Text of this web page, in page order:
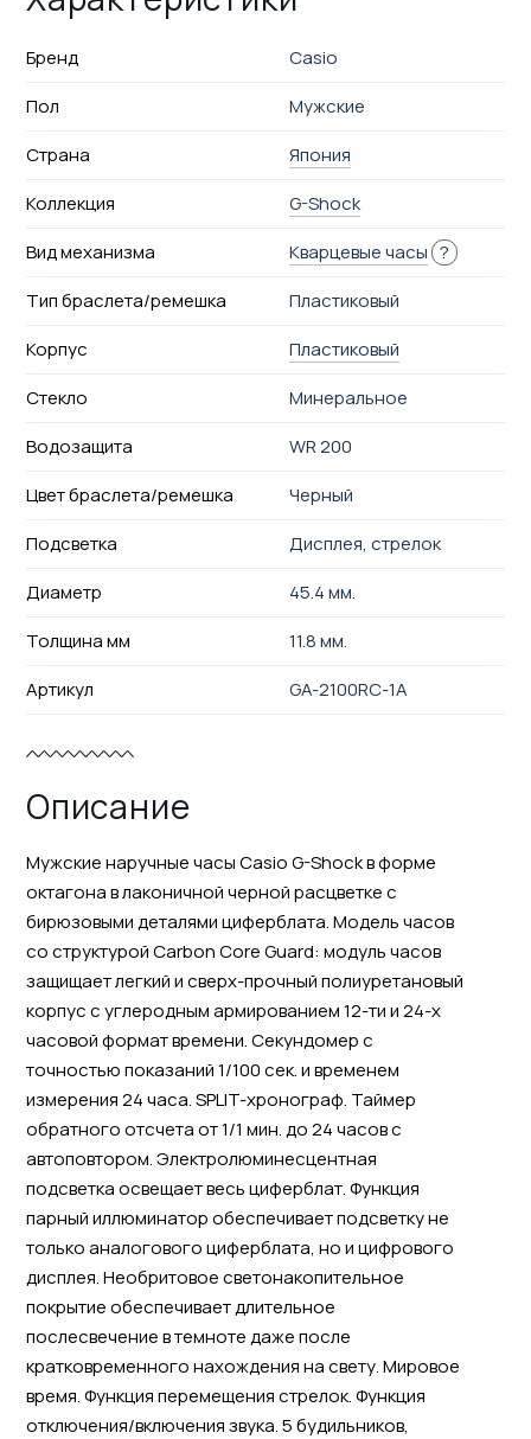
Бренд
Casio
Пол
Мужские
Страна
Япония
Коллекция
G-Shock
Вид механизма
Кварцевые часы ?
Тип браслета/ремешка
Пластиковый
Корпус
Пластиковый
Стекло
Минеральное
Водозащита
WR 200
Цвет браслета/ремешка
Черный
Подсветка
Дисплея, стрелок
Диаметр
45.4 мм.
Толщина мм
11.8 мм.
Артикул
GA-2100RC-1A
Описание
Мужские наручные часы Casio G-Shock в форме
октагона в лаконичной черной расцветке с
бирюзовыми деталями циферблата. Модель часов
со структурой Carbon Core Guard: модуль часов
защищает легкий и сверх-прочный полиуретановый
корпус с углеродным армированием 12-ти и 24-х
часовой формат времени. Секундомер с
точностью показаний 1/100 сек. и временем
измерения 24 часа. SPLIT-хронограф. Таймер
обратного отсчета от 1/1 мин. до 24 часов с
автоповтором. Электролюминесцентная
подсветка освещает весь циферблат. Функция
парный иллюминатор обеспечивает подсветку не
только аналогового циферблата, но и цифрового
дисплея. Необритовое светонакопительное
покрытие обеспечивает длительное
послесвечение в темноте даже после
кратковременного нахождения на свету. Мировое
время. Функция перемещения стрелок. Функция
отключения/включения звука. 5 будильников,